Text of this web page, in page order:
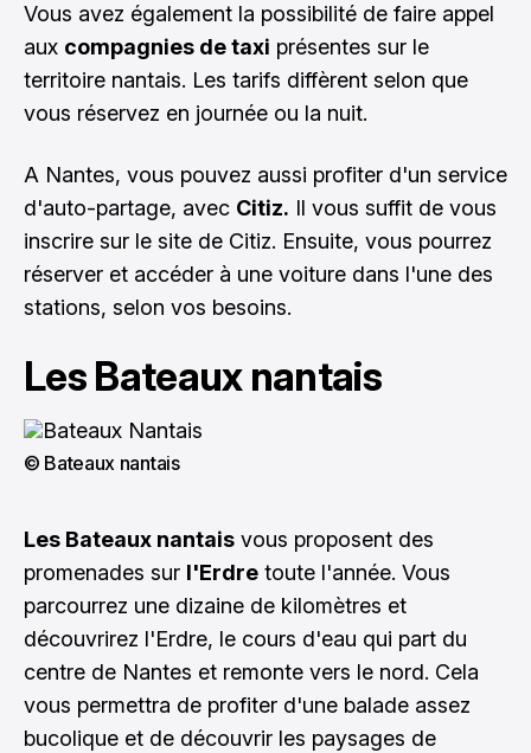
Vous avez également la possibilité de faire appel
aux compagnies de taxi présentes sur le
territoire nantais. Les tarifs diffèrent selon que
vous réservez en journée ou la nuit.
A Nantes, vous pouvez aussi profiter d'un service
d'auto-partage, avec Citiz. Il vous suffit de vous
inscrire sur le site de Citiz. Ensuite, vous pourrez
réserver et accéder à une voiture dans l'une des
stations, selon vos besoins.
Les Bateaux nantais
© Bateaux nantais
Les Bateaux nantais vous proposent des
promenades sur l'Erdre toute l'année. Vous
parcourrez une dizaine de kilomètres et
découvrirez l'Erdre, le cours d'eau qui part du
centre de Nantes et remonte vers le nord. Cela
vous permettra de profiter d'une balade assez
bucolique et de découvrir les paysages de